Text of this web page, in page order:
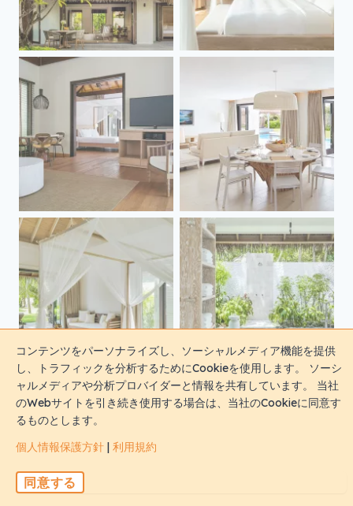
コンテンツをパーソナライズし、ソーシャルメディア機能を提供
し、トラフィックを分析するためにCookieを使用します。 ソーシ
ャルメディアや分析プロバイダーと情報を共有しています。 当社
のWebサイトを引き続き使用する場合は、当社のCookieに同意す
るものとします。
個人情報保護方針 | 利用規約
同意する